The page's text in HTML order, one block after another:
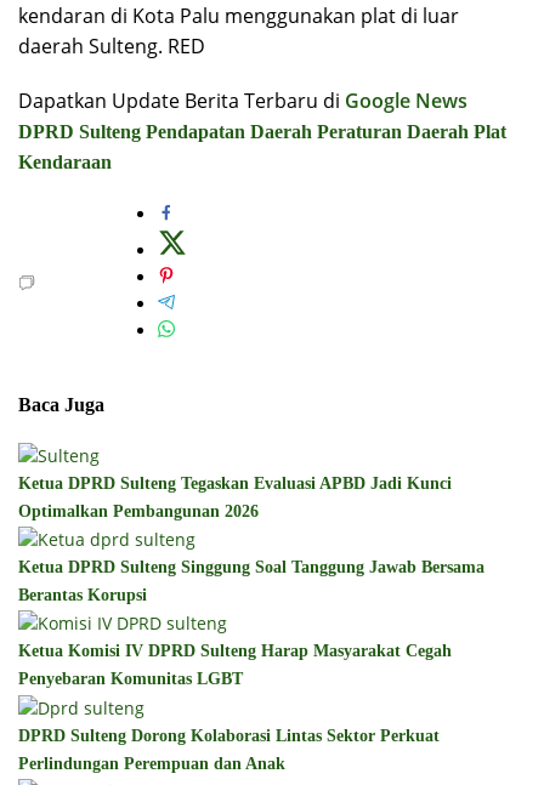
kendaran di Kota Palu menggunakan plat di luar
daerah Sulteng. RED
Dapatkan Update Berita Terbaru di Google News
DPRD Sulteng Pendapatan Daerah Peraturan Daerah Plat
Kendaraan
Baca Juga
Ketua DPRD Sulteng Tegaskan Evaluasi APBD Jadi Kunci
Optimalkan Pembangunan 2026
Ketua DPRD Sulteng Singgung Soal Tanggung Jawab Bersama
Berantas Korupsi
Ketua Komisi IV DPRD Sulteng Harap Masyarakat Cegah
Penyebaran Komunitas LGBT
DPRD Sulteng Dorong Kolaborasi Lintas Sektor Perkuat
Perlindungan Perempuan dan Anak